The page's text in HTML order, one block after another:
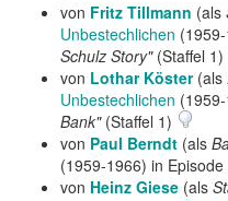
von Fritz Tillmann (als
Unbestechlichen
Schulz Story"(Staffel 1)
von Lothar Köster(als
Unbestechlichen
Bank"(Staffel 1)
von Paul Berndt (als
(1959-1966) in Episode
von Heinz Giese (als